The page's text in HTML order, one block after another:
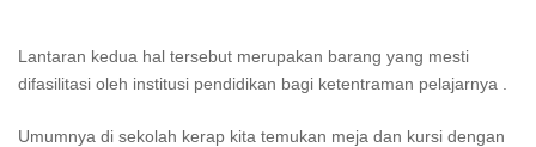
Lantaran kedua hal tersebut merupakan barang yang mesti
difasilitasi oleh institusi pendidikan bagi ketentraman pelajarnya .
Umumnya di sekolah kerap kita temukan meja dan kursi dengan